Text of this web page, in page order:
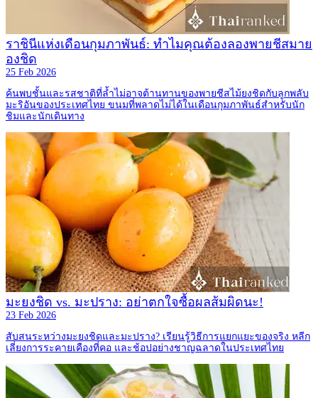
ราชินีแห่งเดือนกุมภาพันธ์: ทำไมคุณต้องลองพายชีสมาย
องชิด
25 Feb 2026
ค้นพบชั้นและรสชาติที่ล้ำไม่อาจต้านทานของพายชีสไม้ยงชิดกับลูกพลับ
มะริอันของประเทศไทย ขนมที่พลาดไม่ได้ในเดือนกุมภาพันธ์สำหรับนัก
ชิมและนักเดินทาง
มะยงชิด vs. มะปราง: อย่าตกใจซื้อผลส้มผิดนะ!
23 Feb 2026
สับสนระหว่างมะยงชิดและมะปราง? เรียนรู้วิธีการแยกแยะของจริง หลีก
เลี่ยงการระคายเคืองที่คอ และช้อปอย่างชาญฉลาดในประเทศไทย